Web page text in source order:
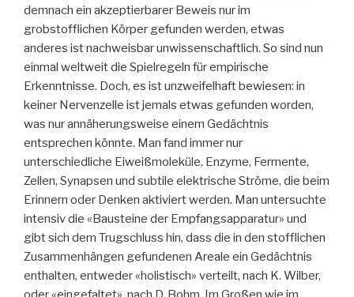
demnach ein akzeptierbarer Beweis nur im
grobstofflichen Körper gefunden werden, etwas
anderes ist nachweisbar unwissenschaftlich. So sind nun
einmal weltweit die Spielregeln für empirische
Erkenntnisse. Doch, es ist unzweifelhaft bewiesen: in
keiner Nervenzelle ist jemals etwas gefunden worden,
was nur annäherungsweise einem Gedächtnis
entsprechen könnte. Man fand immer nur
unterschiedliche Eiweißmoleküle, Enzyme, Fermente,
Zellen, Synapsen und subtile elektrische Ströme, die beim
Erinnern oder Denken aktiviert werden. Man untersuchte
intensiv die «Bausteine der Empfangsapparatur» und
gibt sich dem Trugschluss hin, dass die in den stofflichen
Zusammenhängen gefundenen Areale ein Gedächtnis
enthalten, entweder «holistisch» verteilt, nach K. Wilber,